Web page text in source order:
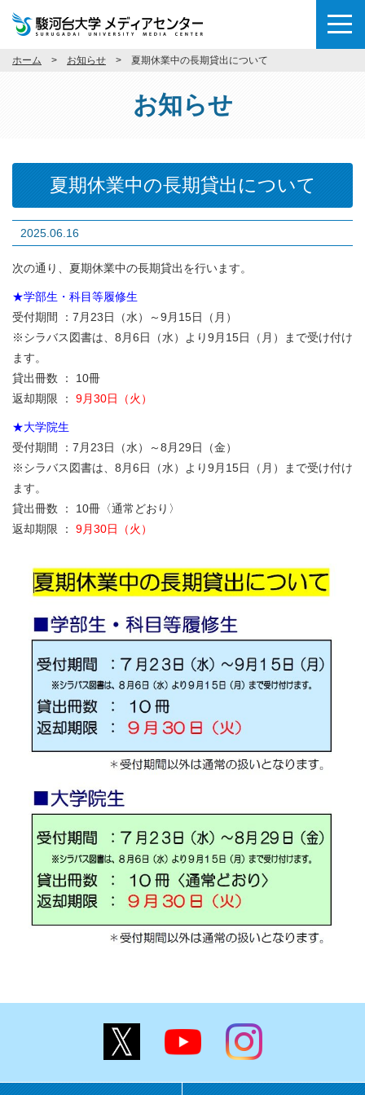
ホーム お知らせ 夏期休業中の長期貸出について
お知らせ
夏期休業中の長期貸出について
2025.06.16
次の通り、夏期休業中の長期貸出を行います。
★学部生・科目等履修生
受付期間 ：7月23日（水）～9月15日（月）
※シラバス図書は、8月6日（水）より9月15日（月）まで受け付け
ます。
貸出冊数 ： 10冊
返却期限 ： 9月30日（火）
★大学院生
受付期間 ：7月23日（水）～8月29日（金）
※シラバス図書は、8月6日（水）より9月15日（月）まで受け付け
ます。
貸出冊数 ： 10冊〈通常どおり〉
返却期限 ： 9月30日（火）